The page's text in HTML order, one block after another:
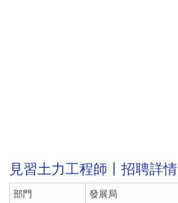
見習土力工程師丨招聘詳情
部門 發展局